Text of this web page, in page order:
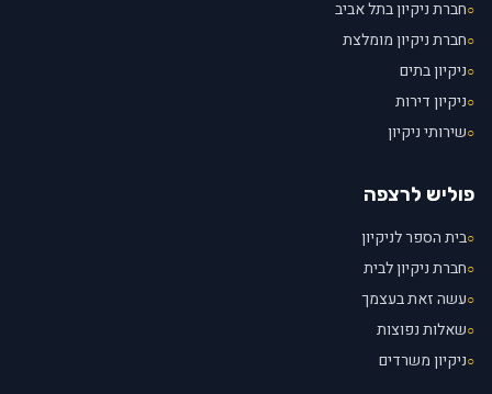
○חברת ניקיון בתל אביב
○חברת ניקיון מומלצת
○ניקיון בתים
○ניקיון דירות
○שירותי ניקיון
פוליש לרצפה
○בית הספר לניקיון
○חברת ניקיון לבית
○עשה זאת בעצמך
○שאלות נפוצות
○ניקיון משרדים